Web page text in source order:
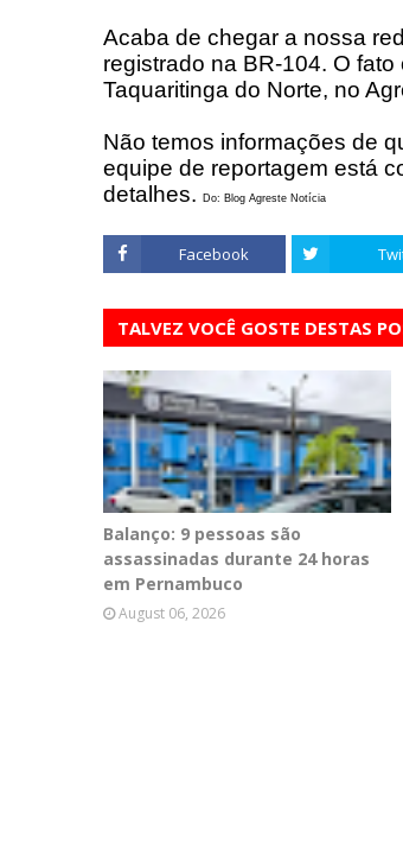
Acaba de chegar a nossa
registrado na BR-104. O
Taquaritinga do Norte, no
Não temos informações de
equipe de reportagem está
detalhes.
Do: Blog Agreste Notícia
Facebook
TALVEZ VOCÊ GOSTE DESTAS
Balanço: 9 pessoas são
assassinadas durante 24 horas
em Pernambuco
August 06, 2026